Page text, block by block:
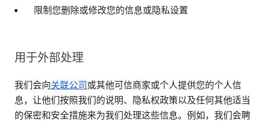
限制您删除或修改您的信息或隐私设置
用于外部处理
我们会向关联公司 或其他可信商家或个人提供您的个人信
息，让他们按照我们的说明、隐私权政策以及任何其他适当
的保密和安全措施来为我们处理这些信息。例如，我们会聘